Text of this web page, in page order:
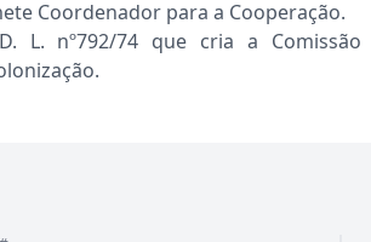
Coordenador para a Cooperação.
L. nº792/74 que cria a Comissão